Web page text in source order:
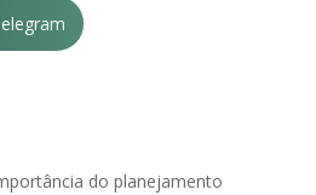
do planejamento